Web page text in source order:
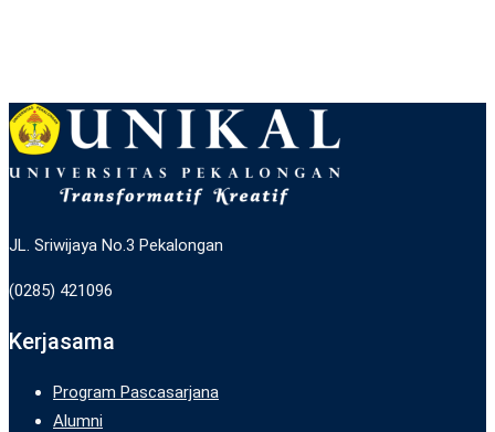
JL. Sriwijaya No.3 Pekalongan
(0285) 421096
Kerjasama
Program Pascasarjana
Alumni